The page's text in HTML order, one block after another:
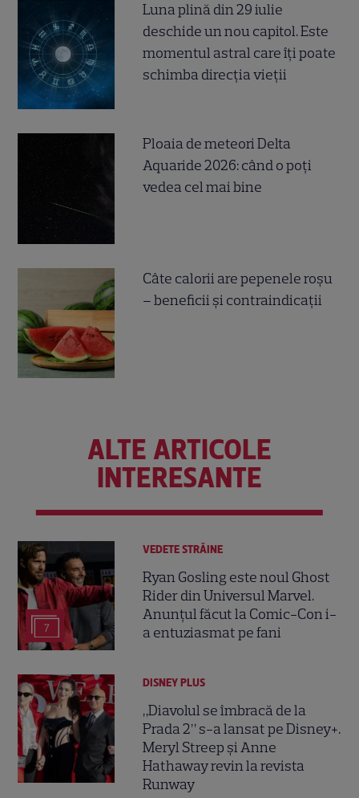
Luna plină din 29 iulie
deschide un nou capitol. Este
momentul astral care îți poate
schimba direcția vieții
Ploaia de meteori Delta
Aquaride 2026: când o poți
vedea cel mai bine
Câte calorii are pepenele roșu
– beneficii și contraindicații
ALTE ARTICOLE
INTERESANTE
7
VEDETE STRĂINE
Ryan Gosling este noul Ghost
Rider din Universul Marvel.
Anunțul făcut la Comic-Con i-
a entuziasmat pe fani
DISNEY PLUS
„Diavolul se îmbracă de la
Prada 2” s-a lansat pe Disney+.
Meryl Streep și Anne
Hathaway revin la revista
Runway